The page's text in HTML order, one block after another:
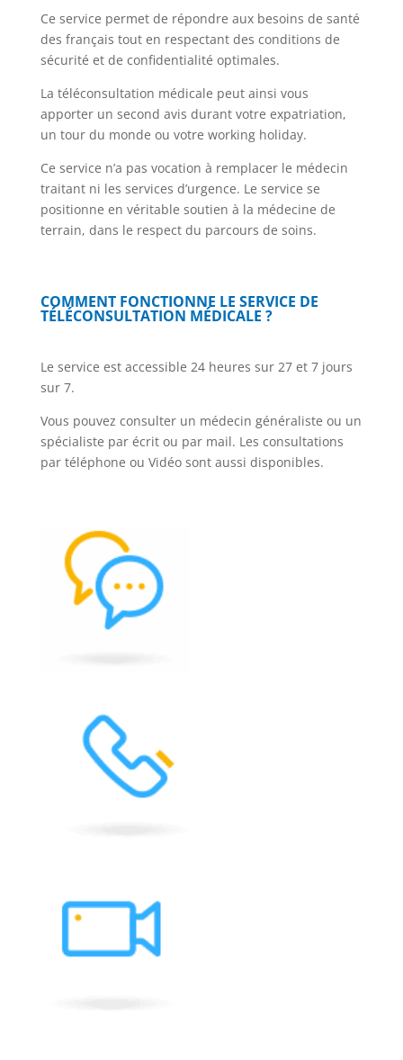
Ce service permet de répondre aux besoins de santé
des français tout en respectant des conditions de
sécurité et de confidentialité optimales.
La téléconsultation médicale peut ainsi vous
apporter un second avis durant votre expatriation,
un tour du monde ou votre working holiday.
Ce service n’a pas vocation à remplacer le médecin
traitant ni les services d’urgence. Le service se
positionne en véritable soutien à la médecine de
terrain, dans le respect du parcours de soins.
COMMENT FONCTIONNE LE SERVICE DE
TÉLÉCONSULTATION MÉDICALE ?
Le service est accessible 24 heures sur 27 et 7 jours
sur 7.
Vous pouvez consulter un médecin généraliste ou un
spécialiste par écrit ou par mail. Les consultations
par téléphone ou Vidéo sont aussi disponibles.